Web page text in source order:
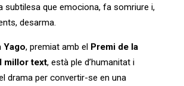
subtilesa que emociona, fa somriure i,
desarma.
Yago, premiat amb el Premi de la
millor text, està ple d’humanitat i
drama per convertir-se en una